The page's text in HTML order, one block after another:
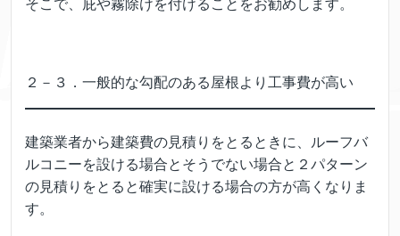
そこで、庇や霧除けを付けることをお勧めします。
２－３．一般的な勾配のある屋根より工事費が高い
建築業者から建築費の見積りをとるときに、ルーフバ
ルコニーを設ける場合とそうでない場合と２パターン
の見積りをとると確実に設ける場合の方が高くなりま
す。